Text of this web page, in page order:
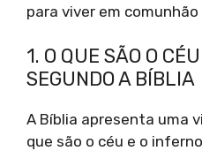
para viver em comunhão
1. O QUE SÃO O
SEGUNDO A BÍBLIA
A Bíblia apresenta uma
que são o céu e o